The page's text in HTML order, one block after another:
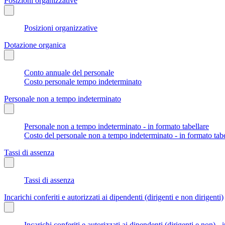
Posizioni organizzative
Dotazione organica
Conto annuale del personale
Costo personale tempo indeterminato
Personale non a tempo indeterminato
Personale non a tempo indeterminato - in formato tabellare
Costo del personale non a tempo indeterminato - in formato
Tassi di assenza
Tassi di assenza
Incarichi conferiti e autorizzati ai dipendenti (dirigenti e non dirigenti)